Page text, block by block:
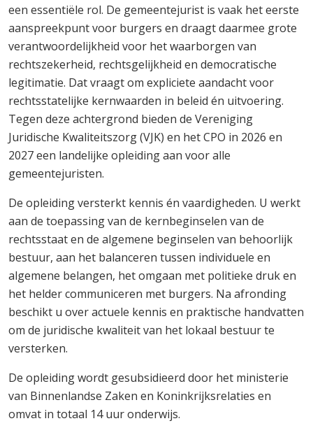
een essentiële rol. De gemeentejurist is vaak het eerste
aanspreekpunt voor burgers en draagt daarmee grote
verantwoordelijkheid voor het waarborgen van
rechtszekerheid, rechtsgelijkheid en democratische
legitimatie. Dat vraagt om expliciete aandacht voor
rechtsstatelijke kernwaarden in beleid én uitvoering.
Tegen deze achtergrond bieden de Vereniging
Juridische Kwaliteitszorg (VJK) en het CPO in 2026 en
2027 een landelijke opleiding aan voor alle
gemeentejuristen.
De opleiding versterkt kennis én vaardigheden. U werkt
aan de toepassing van de kernbeginselen van de
rechtsstaat en de algemene beginselen van behoorlijk
bestuur, aan het balanceren tussen individuele en
algemene belangen, het omgaan met politieke druk en
het helder communiceren met burgers. Na afronding
beschikt u over actuele kennis en praktische handvatten
om de juridische kwaliteit van het lokaal bestuur te
versterken.
De opleiding wordt gesubsidieerd door het ministerie
van Binnenlandse Zaken en Koninkrijksrelaties en
omvat in totaal 14 uur onderwijs.